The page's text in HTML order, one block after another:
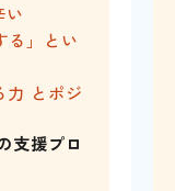
い
る」とい
力 とポジ
支援プロ